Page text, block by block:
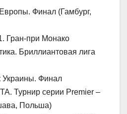
Финал (Гамбург,
Гран-при Монако
Бриллиантовая лига
Украины. Финал
Турнир серии Premier –
Польша)